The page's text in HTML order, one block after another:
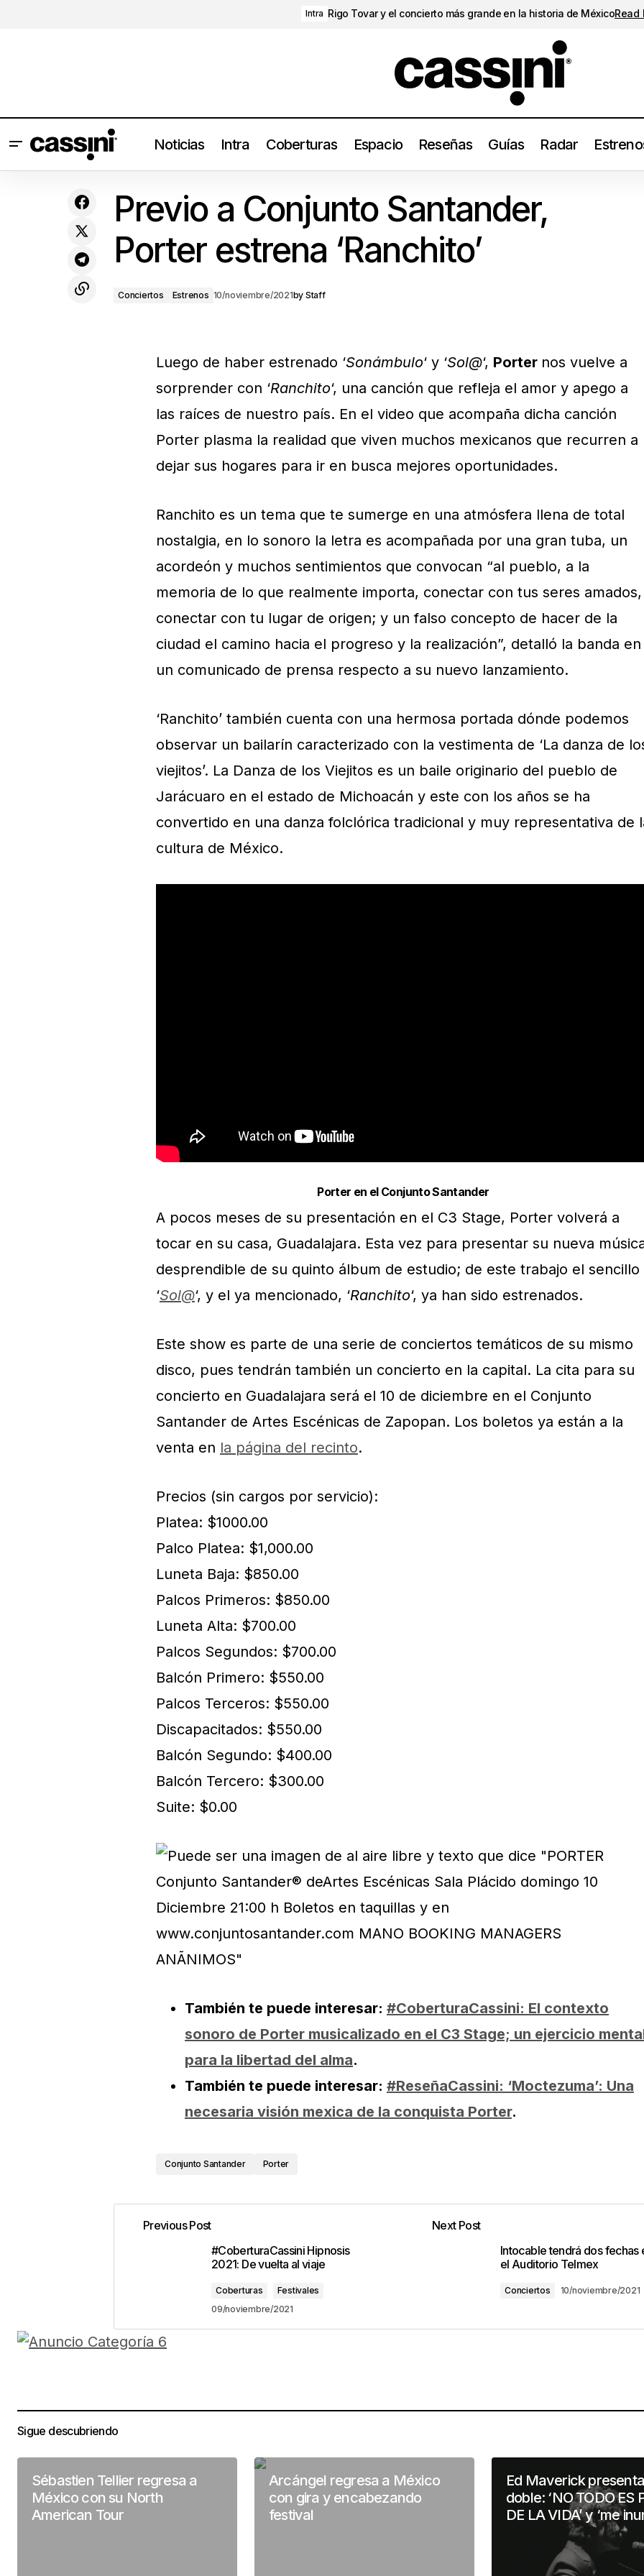
Intra Rigo Tovar y el concierto más grande en la historia de MéxicoRead
Noticias Intra Coberturas Espacio Reseñas Guías Radar
vuelta al viaje
Conciertos Previo a Conjunto Santander, Porter estrena
Previo a Conjunto Santander,
Porter estrena ‘Ranchito’
Conciertos Estrenos 10/noviembre/2021by Staff
Luego de haber estrenado ‘Sonámbulo‘ y ‘Sol@‘, Porter nos vuelve a
sorprender con ‘Ranchito‘, una canción que refleja el amor y apego a
las raíces de nuestro país. En el video que acompaña dicha canción
Porter plasma la realidad que viven muchos mexicanos que recurren a
dejar sus hogares para ir en busca mejores oportunidades.
Ranchito es un tema que te sumerge en una atmósfera llena de total
nostalgia, en lo sonoro la letra es acompañada por una gran tuba, un
acordeón y muchos sentimientos que convocan “al pueblo, a la
memoria de lo que realmente importa, conectar con tus seres amados,
conectar con tu lugar de origen; y un falso concepto de hacer de la
ciudad el camino hacia el progreso y la realización”, detalló la banda en
un comunicado de prensa respecto a su nuevo lanzamiento.
‘Ranchito’ también cuenta con una hermosa portada dónde podemos
observar un bailarín caracterizado con la vestimenta de ‘La danza de
viejitos’. La Danza de los Viejitos es un baile originario del pueblo de
Jarácuaro en el estado de Michoacán y este con los años se ha
convertido en una danza folclórica tradicional y muy representativa de
cultura de México.
Porter en el Conjunto Santander
A pocos meses de su presentación en el C3 Stage, Porter volverá a
tocar en su casa, Guadalajara. Esta vez para presentar su nueva
desprendible de su quinto álbum de estudio; de este trabajo el sencillo
‘Sol@‘, y el ya mencionado, ‘Ranchito‘, ya han sido estrenados.
Este show es parte de una serie de conciertos temáticos de su mismo
disco, pues tendrán también un concierto en la capital. La cita para su
concierto en Guadalajara será el 10 de diciembre en el Conjunto
Santander de Artes Escénicas de Zapopan. Los boletos ya están a la
venta en la página del recinto.
Precios (sin cargos por servicio):
Platea: $1000.00
Palco Platea: $1,000.00
Luneta Baja: $850.00
Palcos Primeros: $850.00
Luneta Alta: $700.00
Palcos Segundos: $700.00
Balcón Primero: $550.00
Palcos Terceros: $550.00
Discapacitados: $550.00
Balcón Segundo: $400.00
Balcón Tercero: $300.00
Suite: $0.00
También te puede interesar: #CoberturaCassini: El contexto
sonoro de Porter musicalizado en el C3 Stage; un ejercicio
para la libertad del alma.
También te puede interesar: #ReseñaCassini: ‘Moctezuma’: Una
necesaria visión mexica de la conquista Porter.
Conjunto Santander Porter
Previous Post
#CoberturaCassini Hipnosis
2021: De vuelta al viaje
Coberturas
Festivales
09/noviembre/2021
Next Post
Intocable tendrá dos fechas
el Auditorio Telmex
Conciertos 10/noviembre/2021
Sigue descubriendo
Sébastien Tellier regresa a
México con su North
American Tour
Arcángel regresa a México
con gira y encabezando
festival
Ed Maverick
doble: ‘NO TODO ES
DE LA VIDA’ y ‘me